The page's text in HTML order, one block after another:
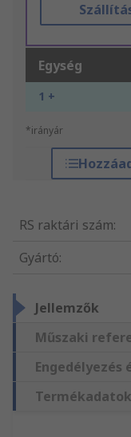
Egység
1 +
*irányár
RS raktári szám:
Gyártó:
Jellemzők
Műszaki
Engedélyezés
Termékadatok